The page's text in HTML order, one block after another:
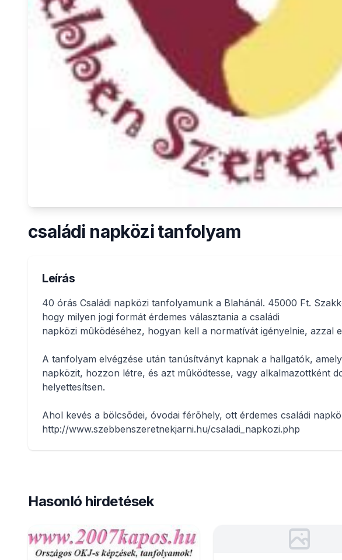
családi napközi tanfolyam
Leírás
40 órás Családi napközi tanfolyamunk a Blahánál. 45000 Ft.
hogy milyen jogi formát érdemes választania a családi
napközi mûködéséhez, hogyan kell a normatívát igényelnie, azzal
A tanfolyam elvégzése után tanúsítványt kapnak a hallgatók,
napközit, hozzon létre, és azt mûködtesse, vagy alkalmazottként
helyettesítsen.
Ahol kevés a bölcsõdei, óvodai férõhely, ott érdemes családi
http://www.szebbenszeretnekjarni.hu/csaladi_napkozi.php
Hasonló hirdetések